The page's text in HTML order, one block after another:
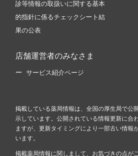
診等情報の取扱いに関する基本
的指針に係るチェックシート結
果の公表
店舗運営者のみなさま
サービス紹介ページ
掲載している薬局情報は、全国の厚生局で公
示しています。公開されている情報更新に合
ますが、更新タイミングにより一部古い情報
います。
掲載薬局情報に関しまして、お気づきの点が